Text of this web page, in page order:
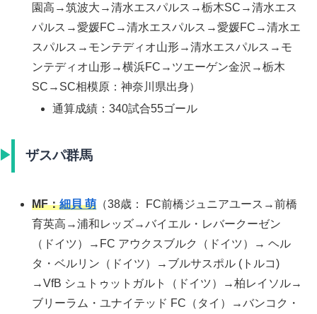
園高→筑波大→清水エスパルス→栃木SC→清水エス
パルス→愛媛FC→清水エスパルス→愛媛FC→清水エ
スパルス→モンテディオ山形→清水エスパルス→モ
ンテディオ山形→横浜FC→ツエーゲン金沢→栃木
SC→SC相模原：神奈川県出身）
通算成績：340試合55ゴール
ザスパ群馬
MF：細貝 萌 （38歳： FC前橋ジュニアユース→前橋
育英高→浦和レッズ→バイエル・レバークーゼン
（ドイツ）→FC アウクスブルク（ドイツ）→ ヘル
タ・ベルリン（ドイツ）→ブルサスポル (トルコ)
→VfB シュトゥットガルト（ドイツ）→柏レイソル→
ブリーラム・ユナイテッド FC（タイ）→バンコク・